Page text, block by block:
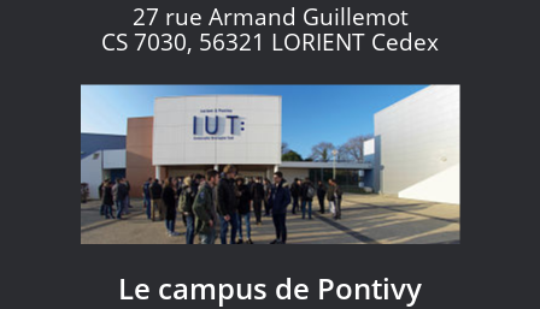
27 rue Armand Guillemot
CS 7030, 56321 LORIENT Cedex
Le campus de Pontivy